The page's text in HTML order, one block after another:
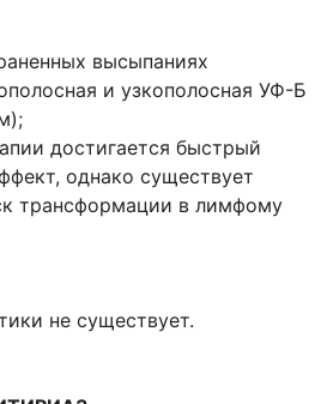
высыпаниях
и узкополосная УФ-Б
достигается быстрый
однако существует
трансформации в лимфому
не существует.